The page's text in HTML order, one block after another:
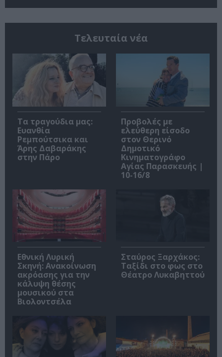
Τελευταία νέα
Τα τραγούδια μας:
Ευανθία
Ρεμπούτσικα και
Άρης Δαβαράκης
στην Πάρο
Προβολές με
ελεύθερη είσοδο
στον Θερινό
Δημοτικό
Κινηματογράφο
Αγίας Παρασκευής |
10-16/8
Εθνική Λυρική
Σκηνή: Ανακοίνωση
ακρόασης για την
κάλυψη θέσης
μουσικού στα
Βιολοντσέλα
Σταύρος Ξαρχάκος:
Ταξίδι στο φως στο
Θέατρο Λυκαβηττού